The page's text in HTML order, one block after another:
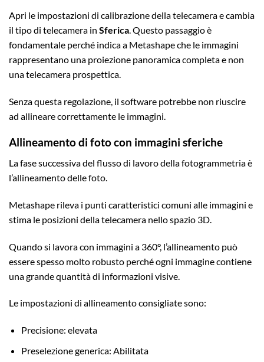
Apri le impostazioni di calibrazione della telecamera e cambia
il tipo di telecamera in Sferica. Questo passaggio è
fondamentale perché indica a Metashape che le immagini
rappresentano una proiezione panoramica completa e non
una telecamera prospettica.
Senza questa regolazione, il software potrebbe non riuscire
ad allineare correttamente le immagini.
Allineamento di foto con immagini sferiche
La fase successiva del flusso di lavoro della fotogrammetria è
l’allineamento delle foto.
Metashape rileva i punti caratteristici comuni alle immagini e
stima le posizioni della telecamera nello spazio 3D.
Quando si lavora con immagini a 360°, l’allineamento può
essere spesso molto robusto perché ogni immagine contiene
una grande quantità di informazioni visive.
Le impostazioni di allineamento consigliate sono:
Precisione: elevata
Preselezione generica: Abilitata